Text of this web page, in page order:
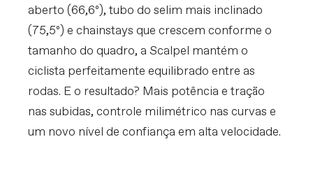
aberto (66,6º), tubo do selim mais inclinado
(75,5º) e chainstays que crescem conforme o
tamanho do quadro, a Scalpel mantém o
ciclista perfeitamente equilibrado entre as
rodas. E o resultado? Mais potência e tração
nas subidas, controle milimétrico nas curvas e
um novo nível de confiança em alta velocidade.